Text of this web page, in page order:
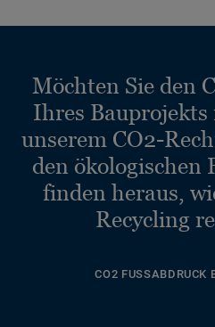
Möchten Sie den
Ihres
unserem CO2-
den ökologischen
finden heraus,
Recycling
CO2 FUSSABDRUCK